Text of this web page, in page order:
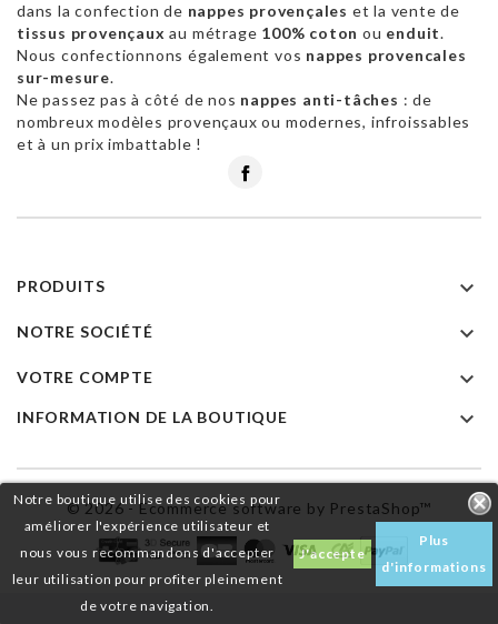
Notre boutique utilise des cookies pour
améliorer l'expérience utilisateur et
nous vous recommandons d'accepter
leur utilisation pour profiter pleinement
de votre navigation.
J'accepte
Plus
d'informations
dans la confection de nappes provençales et la vente de
tissus provençaux au métrage 100% coton ou enduit.
Nous confectionnons également vos nappes provencales
sur-mesure.
Ne passez pas à côté de nos nappes anti-tâches : de
nombreux modèles provençaux ou modernes, infroissables
et à un prix imbattable !
PRODUITS 
NOTRE SOCIÉTÉ 
VOTRE COMPTE 
INFORMATION DE LA BOUTIQUE 
© 2026 - Ecommerce software by PrestaShop™